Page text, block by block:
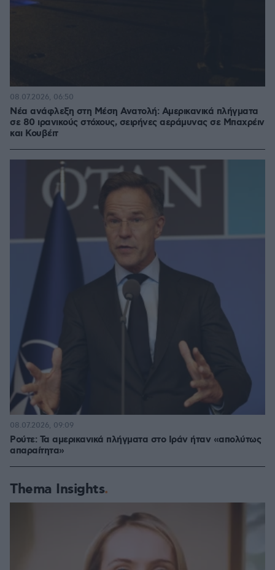
Νέα ανάφλεξη στη Μέση Ανατολή: Αμερικανικά πλήγματα
σε 80 ιρανικούς στόχους, σειρήνες αεράμυνας σε Μπαχρέιν
και Κουβέιτ
08.07.2026, 06:50
Ρούτε: Τα αμερικανικά πλήγματα στο Ιράν ήταν «απολύτως
απαραίτητα»
08.07.2026, 09:09
Thema Insights